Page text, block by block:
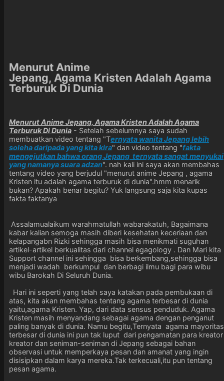
Menurut Anime
Jepang, Agama Kristen Adalah Agama
Terburuk Di Dunia
Menurut Anime Jepang, Agama Kristen Adalah Agama
Terburuk Di Dunia - Setelah sebelumnya saya sudah
membuatkan video tentang "Ternyata wanita Jepang lebih
soleha daripada yang kita kira" dan video tentang "fakta
mengejutkan bahwa orang Jepang ternyata sangat menyukai
yang namanya suara adzan". nah kali ini saya akan membahas
tentang video yang berjudul "menurut anime Jepang , agama
Kristen itu adalah agama terburuk di dunia".hmm menarik
bukan? Apakah benar begitu? Yuk langsung saja kita kupas
fakta faktanya
Assalamualaikum warahmatullah wabarakatuh, Bagaimana
kabar kalian semoga masih diberi kesehatan keceriaan dan
kelapangabn Rizki sehingga masih bisa menikmati suguhan
artikel-artikel berkualitas dari channel egagology . Dan Mari kita
Support channel ini sehingga bisa berkembang,sehingga bisa
menjadi wadah berkumpul dan berbagi ilmu bagi para wibu
wibu Barokah Di Seluruh Dunia.
Hari ini seperti yang telah saya katakan pada pembukaan di
atas, kita akan membahas tentang agama terbesar di dunia
yaitu,agama Kristen. Yap, dari data sensus penduduk. Agama
Kristen masih menyandang sebagai agama dengan penganut
paling banyak di dunia. Namu begitu,Ternyata agama mayoritas
terbesar di dunia ini pun tak luput dari pengamatan para kreator
kreator dan seniman-seniman di Jepang sebagai bahan
observasi untuk memperkaya pesan dan amanat yang ingin
disisipkan dalam karya mereka.Tak terkecuali,itu pun tentang
pesan agama.